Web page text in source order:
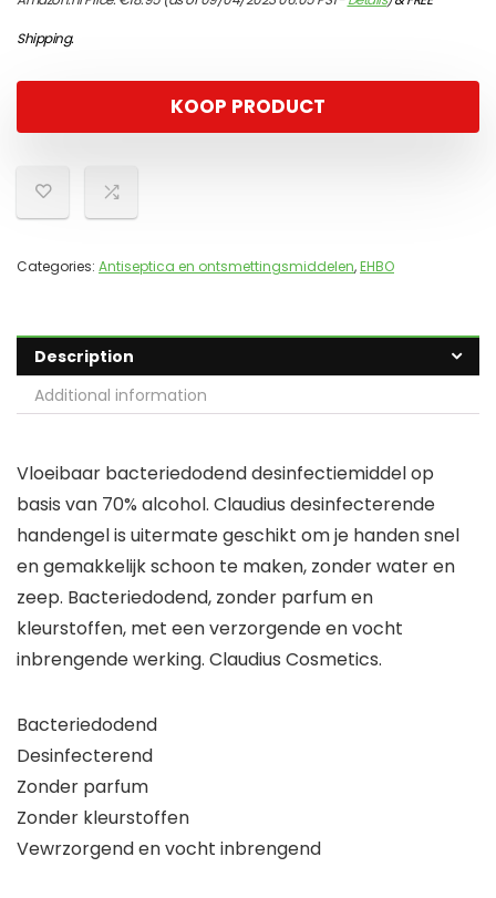
Shipping.
KOOP PRODUCT
Categories: Antiseptica en ontsmettingsmiddelen,EHBO
Description
Additional information
Vloeibaar bacteriedodend desinfectiemiddel op
basis van 70% alcohol. Claudius desinfecterende
handengel is uitermate geschikt om je handen snel
en gemakkelijk schoon te maken, zonder water en
zeep. Bacteriedodend, zonder parfum en
kleurstoffen, met een verzorgende en vocht
inbrengende werking. Claudius Cosmetics.
Bacteriedodend
Desinfecterend
Zonder parfum
Zonder kleurstoffen
Vewrzorgend en vocht inbrengend